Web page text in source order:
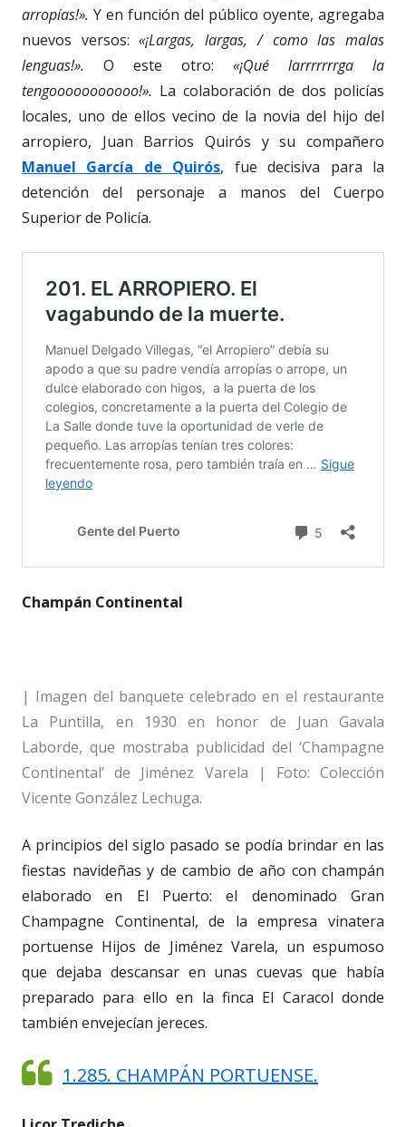
arropías!». Y en función del público oyente, agregaba
nuevos versos: «¡Largas, largas, / como las malas
lenguas!». O este otro: «¡Qué larrrrrrrga la
tengooooooooooo!». La colaboración de dos policías
locales, uno de ellos vecino de la novia del hijo del
arropiero, Juan Barrios Quirós y su compañero
Manuel García de Quirós, fue decisiva para la
detención del personaje a manos del Cuerpo
Superior de Policía.
Champán Continental
| Imagen del banquete celebrado en el restaurante
La Puntilla, en 1930 en honor de Juan Gavala
Laborde, que mostraba publicidad del ‘Champagne
Continental’ de Jiménez Varela | Foto: Colección
Vicente González Lechuga.
A principios del siglo pasado se podía brindar en las
fiestas navideñas y de cambio de año con champán
elaborado en El Puerto: el denominado Gran
Champagne Continental, de la empresa vinatera
portuense Hijos de Jiménez Varela, un espumoso
que dejaba descansar en unas cuevas que había
preparado para ello en la finca El Caracol donde
también envejecían jereces.
1.285. CHAMPÁN PORTUENSE.